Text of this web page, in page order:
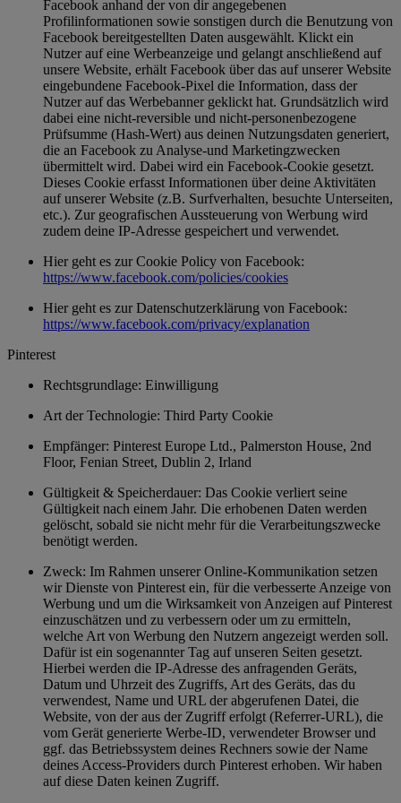
Facebook anhand der von dir angegebenen
Profilinformationen sowie sonstigen durch die Benutzung von
Facebook bereitgestellten Daten ausgewählt. Klickt ein
Nutzer auf eine Werbeanzeige und gelangt anschließend auf
unsere Website, erhält Facebook über das auf unserer Website
eingebundene Facebook-Pixel die Information, dass der
Nutzer auf das Werbebanner geklickt hat. Grundsätzlich wird
dabei eine nicht-reversible und nicht-personenbezogene
Prüfsumme (Hash-Wert) aus deinen Nutzungsdaten generiert,
die an Facebook zu Analyse-und Marketingzwecken
übermittelt wird. Dabei wird ein Facebook-Cookie gesetzt.
Dieses Cookie erfasst Informationen über deine Aktivitäten
auf unserer Website (z.B. Surfverhalten, besuchte Unterseiten,
etc.). Zur geografischen Aussteuerung von Werbung wird
zudem deine IP-Adresse gespeichert und verwendet.
Hier geht es zur Cookie Policy von Facebook:
https://www.facebook.com/policies/cookies
Hier geht es zur Datenschutzerklärung von Facebook:
https://www.facebook.com/privacy/explanation
Pinterest
Rechtsgrundlage: Einwilligung
Art der Technologie: Third Party Cookie
Empfänger: Pinterest Europe Ltd., Palmerston House, 2nd
Floor, Fenian Street, Dublin 2, Irland
Gültigkeit & Speicherdauer: Das Cookie verliert seine
Gültigkeit nach einem Jahr. Die erhobenen Daten werden
gelöscht, sobald sie nicht mehr für die Verarbeitungszwecke
benötigt werden.
Zweck: Im Rahmen unserer Online-Kommunikation setzen
wir Dienste von Pinterest ein, für die verbesserte Anzeige von
Werbung und um die Wirksamkeit von Anzeigen auf Pinterest
einzuschätzen und zu verbessern oder um zu ermitteln,
welche Art von Werbung den Nutzern angezeigt werden soll.
Dafür ist ein sogenannter Tag auf unseren Seiten gesetzt.
Hierbei werden die IP-Adresse des anfragenden Geräts,
Datum und Uhrzeit des Zugriffs, Art des Geräts, das du
verwendest, Name und URL der abgerufenen Datei, die
Website, von der aus der Zugriff erfolgt (Referrer-URL), die
vom Gerät generierte Werbe-ID, verwendeter Browser und
ggf. das Betriebssystem deines Rechners sowie der Name
deines Access-Providers durch Pinterest erhoben. Wir haben
auf diese Daten keinen Zugriff.